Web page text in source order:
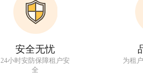
安全无忧
24小时安防保障租户安
全
为租